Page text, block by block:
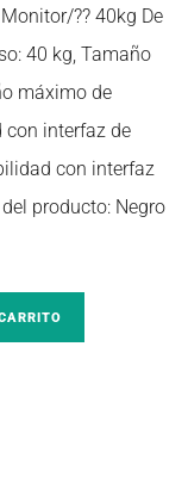
?? 40kg De
40 kg, Tamaño
máximo de
con interfaz de
con interfaz
producto: Negro